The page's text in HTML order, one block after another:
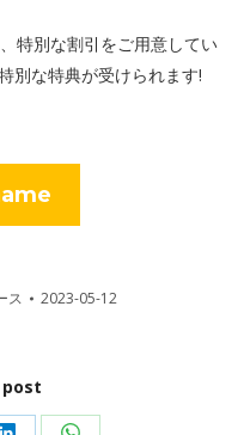
特別な割引をご用意してい
別な特典が受けられます!
ス 2023-05-12